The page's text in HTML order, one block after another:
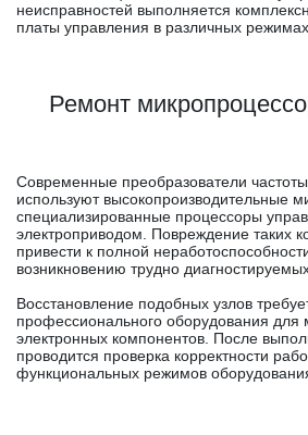
неисправностей выполняется
платы управления в различных
Ремонт
Современные преобразователи
используют высокопроизводительные
специализированные процессоры
электроприводом. Повреждение таких
привести к полной
возникновению трудно
Восстановление подобных узлов
профессионального оборудования для
электронных компонентов. После
проводится проверка корректности
функциональных режимов